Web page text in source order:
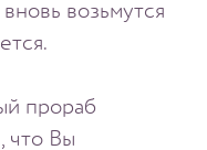
возьмутся
прораб
что Вы